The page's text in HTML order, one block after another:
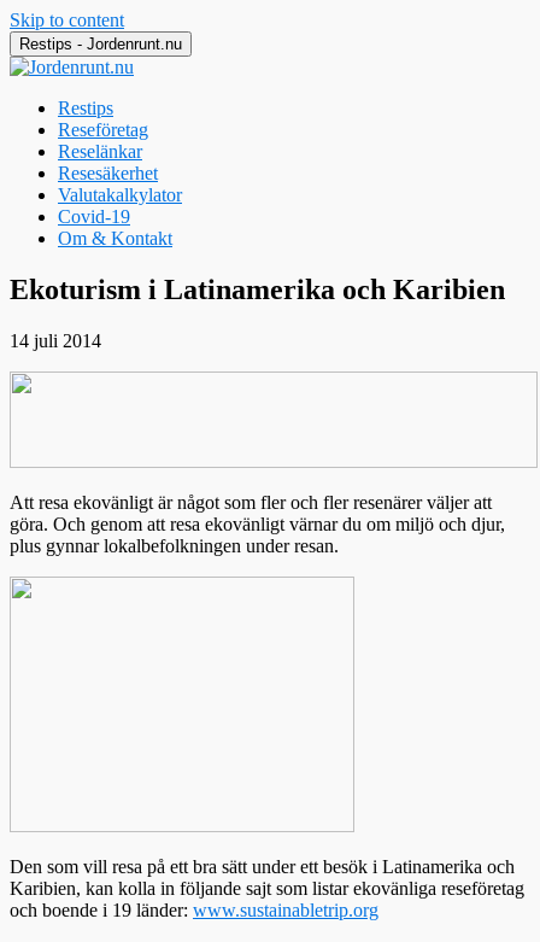
Skip to content
Restips - Jordenrunt.nu
Restips
Reseföretag
Reselänkar
Resesäkerhet
Valutakalkylator
Covid-19
Om & Kontakt
Jordenrunt.nu
Tusen Restips från hela världen
Ekoturism i Latinamerika och Karibien
14 juli 2014
Att resa ekovänligt är något som fler och fler resenärer väljer att
göra. Och genom att resa ekovänligt värnar du om miljö och djur,
plus gynnar lokalbefolkningen under resan.
Den som vill resa på ett bra sätt under ett besök i Latinamerika och
Karibien, kan kolla in följande sajt som listar ekovänliga reseföretag
och boende i 19 länder: www.sustainabletrip.org